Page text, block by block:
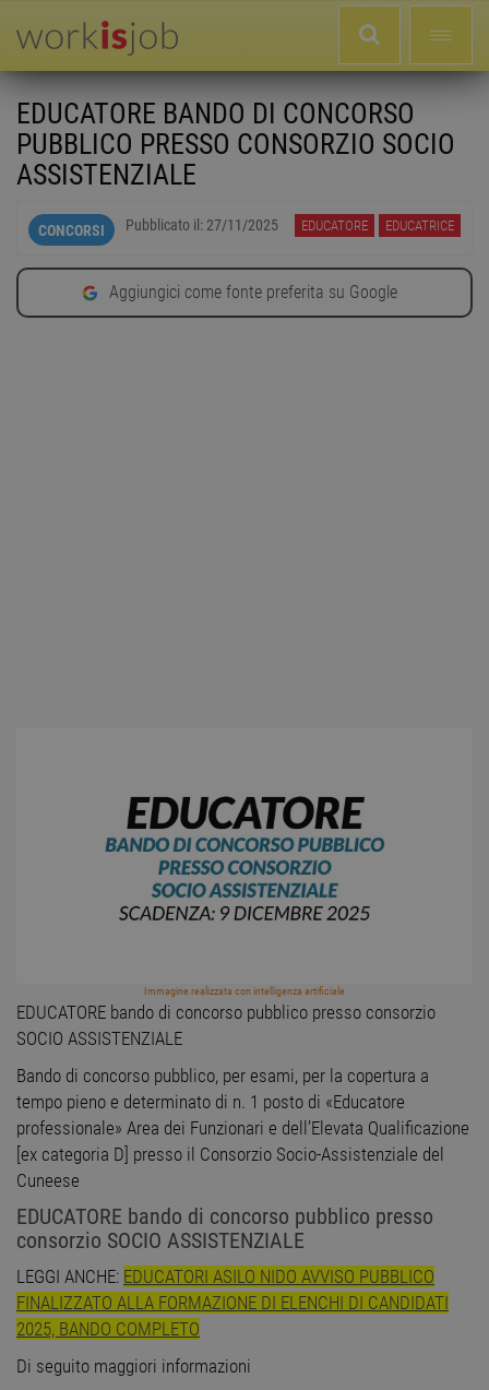
EDUCATORE BANDO DI CONCORSO
PUBBLICO PRESSO CONSORZIO SOCIO
ASSISTENZIALE
CONCORSI Pubblicato il: 27/11/2025 EDUCATORE EDUCATRICE
Aggiungici come fonte preferita su Google
Immagine realizzata con intelligenza artificiale
EDUCATORE bando di concorso pubblico presso consorzio
SOCIO ASSISTENZIALE
Bando di concorso pubblico, per esami, per la copertura a
tempo pieno e determinato di n. 1 posto di «Educatore
professionale» Area dei Funzionari e dell’Elevata Qualificazione
[ex categoria D] presso il Consorzio Socio-Assistenziale del
Cuneese
EDUCATORE bando di concorso pubblico presso
consorzio SOCIO ASSISTENZIALE
LEGGI ANCHE: EDUCATORI ASILO NIDO AVVISO PUBBLICO
FINALIZZATO ALLA FORMAZIONE DI ELENCHI DI CANDIDATI
2025, BANDO COMPLETO
Di seguito maggiori informazioni